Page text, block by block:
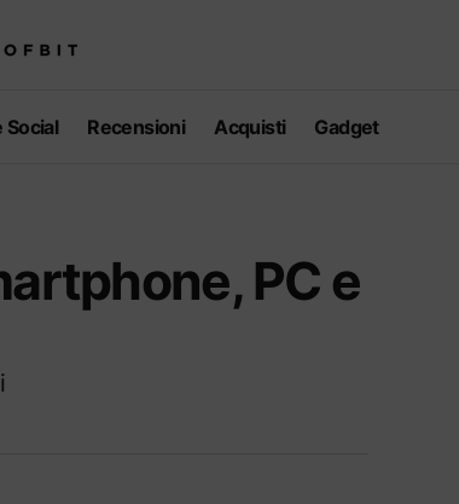
Social Recensioni Acquisti Gadget
PC e